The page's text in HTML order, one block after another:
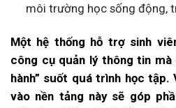
môi trường học sống động,
Một hệ thống hỗ trợ sinh
công cụ quản lý thông tin mà
hành” suốt quá trình học
vào nền tảng này sẽ góp